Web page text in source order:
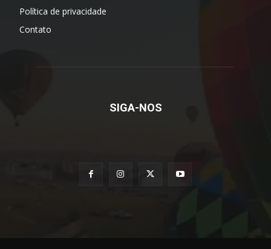
Política de privacidade
Contato
SIGA-NOS